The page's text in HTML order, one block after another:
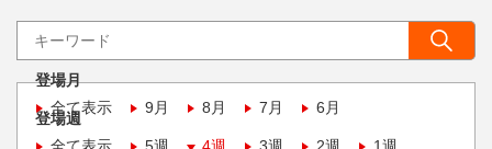
登場月
全て表示
9月 8月 7月 6月
登場週